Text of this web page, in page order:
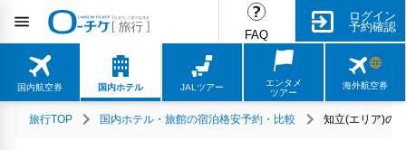
FAQ
ログイン
予約確認
国内航空券 国内ホテル JALツアー
エンタメ
ツアー
海外航空券
旅行TOP 国内ホテル・旅館の宿泊格安予約・比較 知立(エリア)の